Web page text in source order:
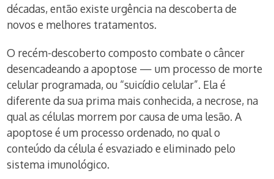
décadas, então existe urgência na descoberta de
novos e melhores tratamentos.
O recém-descoberto composto combate o câncer
desencadeando a apoptose — um processo de morte
celular programada, ou “suicídio celular”. Ela é
diferente da sua prima mais conhecida, a necrose, na
qual as células morrem por causa de uma lesão. A
apoptose é um processo ordenado, no qual o
conteúdo da célula é esvaziado e eliminado pelo
sistema imunológico.